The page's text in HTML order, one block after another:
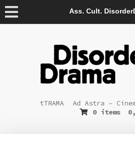
Ass. Cult.
tTRAMA
Ad Astra –
0 items